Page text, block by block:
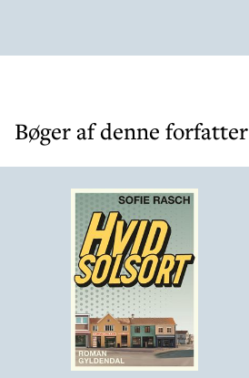
Bøger af denne forfatter